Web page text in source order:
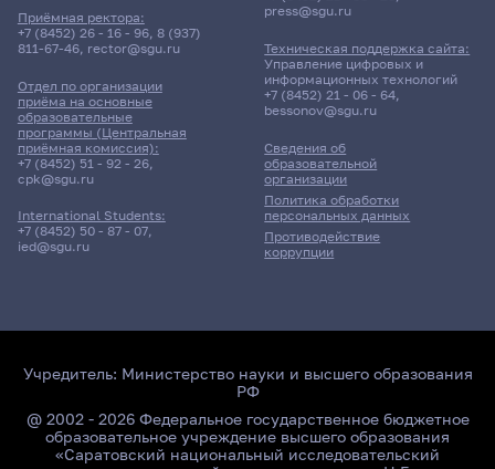
Приёмная ректора:
+7 (8452) 26 - 16 - 96, 8 (937)
811-67-46, rector@sgu.ru
Отдел по организации
приёма на основные
образовательные
программы (Центральная
приёмная комиссия):
+7 (8452) 51 - 92 - 26,
cpk@sgu.ru
International Students:
+7 (8452) 50 - 87 - 07,
ied@sgu.ru
Сведения об
образовательной
организации
Политика обработки
персональных данных
Противодействие
коррупции
press@sgu.ru
Техническая поддержка сайта:
Управление цифровых и
информационных технологий
+7 (8452) 21 - 06 - 64,
bessonov@sgu.ru
Учредитель: Министерство науки и высшего образования
РФ
@ 2002 - 2026 Федеральное государственное бюджетное
образовательное учреждение высшего образования
«Саратовский национальный исследовательский